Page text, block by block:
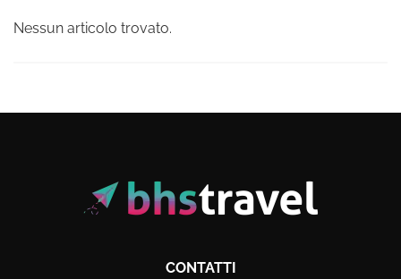
Nessun articolo trovato.
CONTATTI